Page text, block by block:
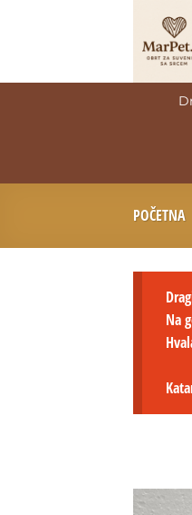
POČETNA
Na